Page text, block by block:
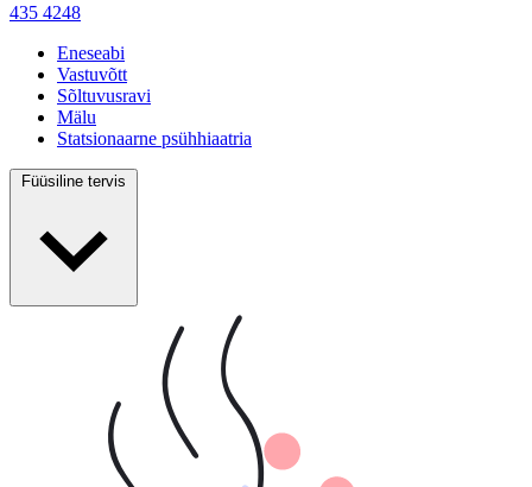
435 4248
Eneseabi
Vastuvõtt
Sõltuvusravi
Mälu
Statsionaarne psühhiaatria
Füüsiline tervis